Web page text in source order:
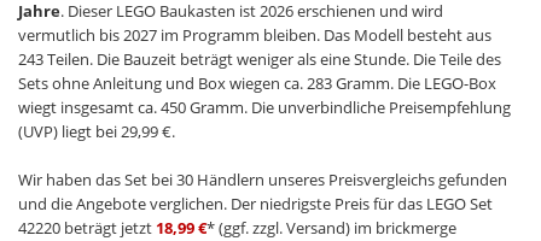
Jahre. Dieser LEGO Baukasten ist 2026 erschienen und wird
vermutlich bis 2027 im Programm bleiben. Das Modell besteht aus
243 Teilen. Die Bauzeit beträgt weniger als eine Stunde. Die Teile des
Sets ohne Anleitung und Box wiegen ca. 283 Gramm. Die LEGO-Box
wiegt insgesamt ca. 450 Gramm. Die unverbindliche Preisempfehlung
(UVP) liegt bei 29,99 €.
Wir haben das Set bei 30 Händlern unseres Preisvergleichs gefunden
und die Angebote verglichen. Der niedrigste Preis für das LEGO Set
42220 beträgt jetzt 18,99 €* (ggf. zzgl. Versand) im brickmerge